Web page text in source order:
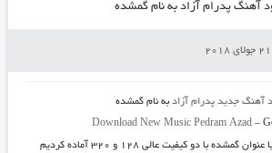
آهنگ پدرام آزاد به نام گمشده
آهنگ جدید پدرام آزادبه نام گمشده
Download New Music Pedram Azad –
با عنوانگمشده با دو کیفیت عالی ۱۲۸ و ۳۲۰ آماده کردیم